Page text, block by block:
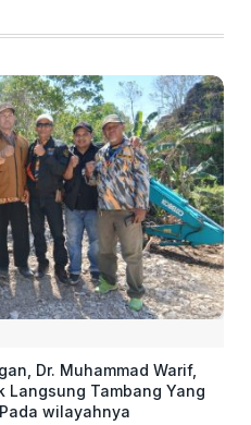
Dr. Muhammad Warif,
Langsung Tambang Yang
wilayahnya